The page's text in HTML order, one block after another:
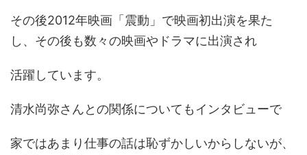
その後2012年映画「震動」で映画初出演を果た
し、その後も数々の映画やドラマに出演され
活躍しています。
清水尚弥さんとの関係についてもインタビューで
家ではあまり仕事の話は恥ずかしいからしないが、